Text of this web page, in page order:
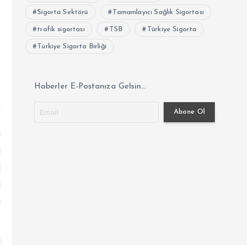
Sigorta Sektörü Tamamlayıcı Sağlık Sigortası
trafik sigortası TSB Türkiye Sigorta
Türkiye Sigorta Birliği
Haberler E-Postanıza Gelsin...